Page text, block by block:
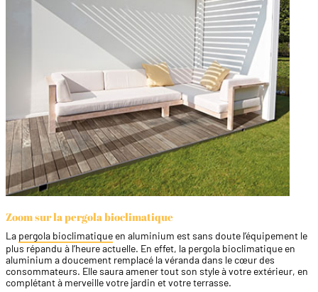
Zoom sur la pergola bioclimatique
La pergola bioclimatiqueen aluminium est sans doute l’équipement le
plus répandu à l’heure actuelle. En effet, la pergola bioclimatique en
aluminium a doucement remplacé la véranda dans le cœur des
consommateurs. Elle saura amener tout son style à votre extérieur, en
complétant à merveille votre jardin et votre terrasse.